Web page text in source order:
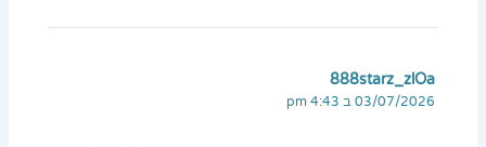
888starz_zlOa
03/07/2026 ב 4:43 pm